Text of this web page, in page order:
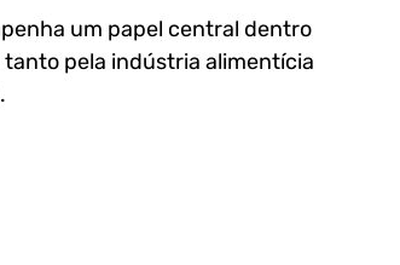
um papel central dentro
pela indústria alimentícia